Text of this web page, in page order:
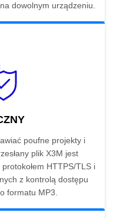
dowolnym urządzeniu.
poufne projekty i
plik X3M jest
HTTPS/TLS i
z kontrolą dostępu
formatu MP3.